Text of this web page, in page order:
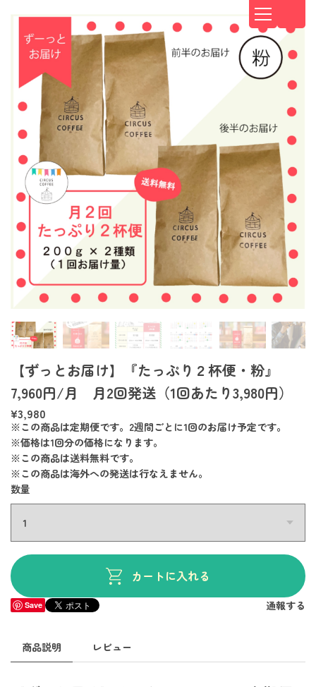
商品説明 レビュー
【ずっとお届け】『たっぷり２杯便・粉』
7,960円/月 月2回発送（1回あたり3,980円）
¥3,980
※この商品は定期便です。2週間ごとに1回のお届け予定です。
※価格は1回分の価格になります。
※この商品は送料無料です。
※この商品は海外への発送は行なえません。
数量
カートに入れる
Save 通報する